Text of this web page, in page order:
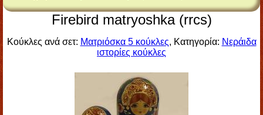
Firebird matryoshka (rrcs)
Κούκλες ανά σετ: Ματριόσκα 5 κούκλες, Κατηγορία: Νεράιδα
ιστορίες κούκλες